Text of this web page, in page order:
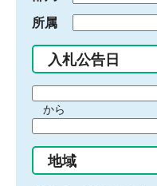
所属
入札公告日
間
始
り
から
間
終
地域